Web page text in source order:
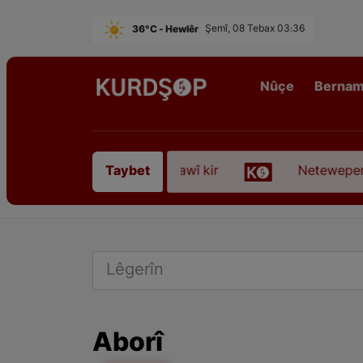
36°C - Hewlêr Şemî, 08 Tebax 03:36
Nûçe
Taybet Neteweperestî li Kurdistanê:
Aborî